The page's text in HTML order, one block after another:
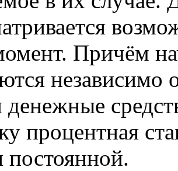
Причём
независимо
процентная
постоянной.